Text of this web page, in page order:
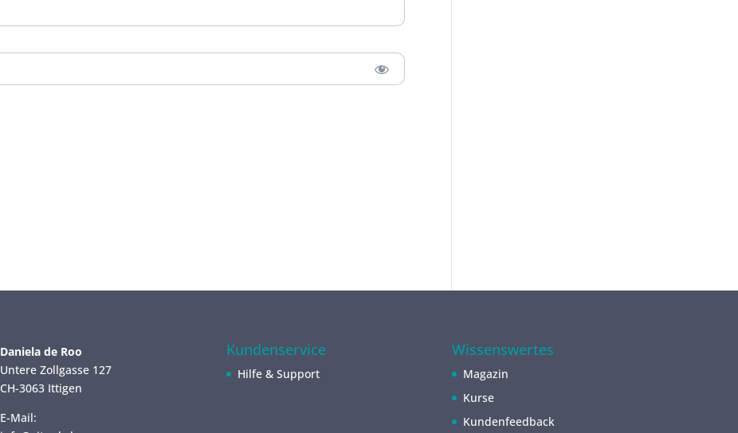
Daniela de Roo
Untere Zollgasse 127
CH-3063 Ittigen
E-Mail:
Kundenservice
Hilfe & Support
Wissenswertes
Magazin
Kurse
Kundenfeedback